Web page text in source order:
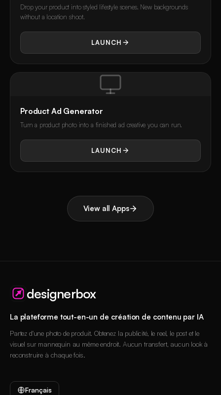
Drop your product into styled lifestyle scenes. New backgrounds
without a location shoot.
LAUNCH
Product Ad Generator
Turn a product photo into a finished ad creative you can run.
LAUNCH
View all Apps
designerbox
La plateforme tout-en-un de création de contenu par IA
Partez d'une photo de produit. Obtenez la publicité, le reel, le post et le
visuel sur mannequin au même endroit. Aucun transfert, aucun look à
reconstruire à chaque fois.
Français